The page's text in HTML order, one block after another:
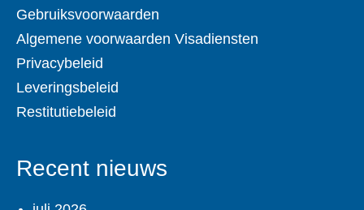
Gebruiksvoorwaarden
Algemene voorwaarden Visadiensten
Privacybeleid
Leveringsbeleid
Restitutiebeleid
Recent nieuws